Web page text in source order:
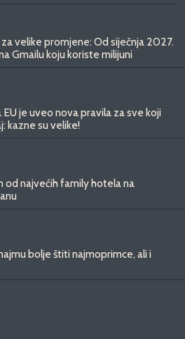
velike promjene: Od siječnja 2027.
Gmailu koju koriste milijuni
EU je uveo nova pravila za sve koji
kazne su velike!
od najvećih family hotela na
bolje štiti najmoprimce, ali i